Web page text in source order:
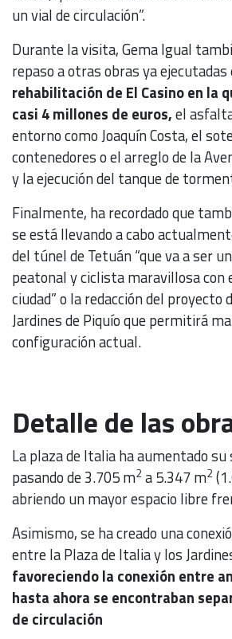
un vial de circulación”.
Durante la visita, Gema Igual
repaso a otras obras ya ejecutadas
rehabilitación de El Casino en la
casi 4 millones de euros,el
entorno como Joaquín Costa, el
contenedores o el arreglo de la
y la ejecución del tanque de
Finalmente, ha recordado que
se está llevando a cabo
del túnel de Tetuán “que va a ser
peatonal y ciclista maravillosa con
ciudad” o la redacción del proyecto
Jardines de Piquío que permitirá
configuración actual.
Detalle de las
La plaza de Italia ha aumentado
pasando de 3.705 m2a 5.347 m2
abriendo un mayor espacio libre
Asimismo, se ha creado una
entre la Plaza de Italia y los
favoreciendo la conexión entre
hasta ahora se encontraban
de circulación